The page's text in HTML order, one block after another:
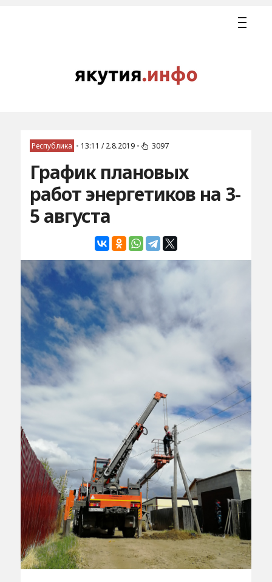
Республика • 13:11 / 2.8.2019 • 3097
График плановых
работ энергетиков на 3-
5 августа